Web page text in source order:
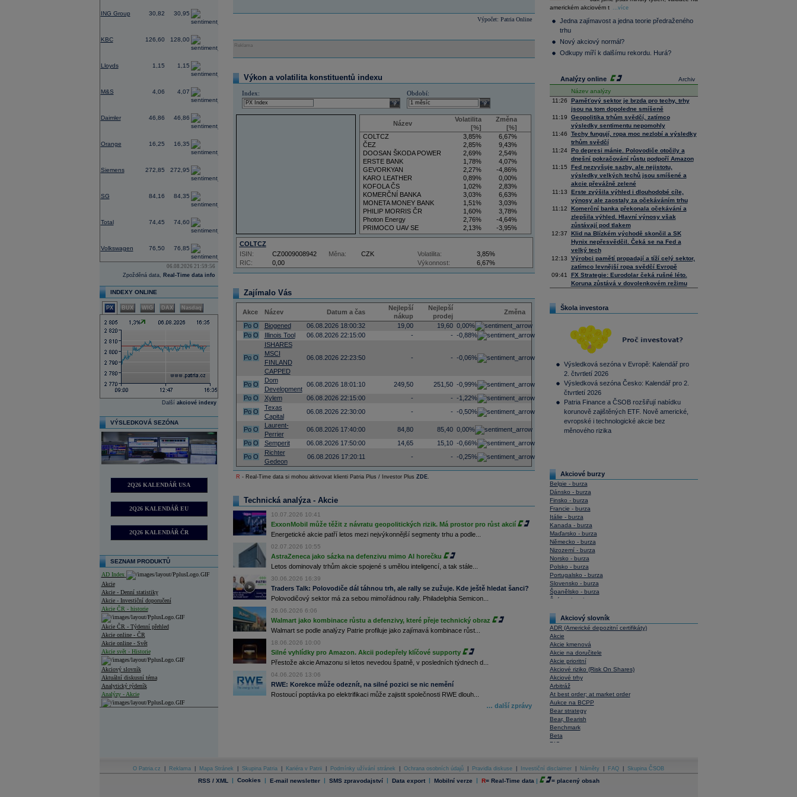
ING Group 30,82 30,95
KBC 126,60 128,00
Lloyds 1,15 1,15
-2,05
M&S 4,06 4,07
-0,73
Daimler 46,86 46,86
Orange 16,25 16,35
Siemens 272,85 272,95
SG 84,16 84,35
Total 74,45 74,60
Volkswagen 76,50 76,85
06.08.2026 21:59:56
Zpožděná data, Real-Time data info
INDEXY ONLINE
PX BUX WIG DAX Nasdaq
Další akciové indexy
VÝSLEDKOVÁ SEZÓNA
2Q26 KALENDÁŘ USA
2Q26 KALENDÁŘ EU
2Q26 KALENDÁŘ ČR
SEZNAM PRODUKTŮ
AD Index
Akcie
Akcie - Denní statistiky
Akcie - Investiční doporučení
Akcie ČR - historie
Akcie ČR - Týdenní přehled
Akcie online - ČR
Akcie online - Svět
Akcie svět - Historie
Akciový slovník
Aktuální diskusní téma
Analytický týdeník
Analýzy - Akcie
Ankety a diskuze
Archiv - Analýzy online
Výpočet: Patria Online
Reklama
Výkon a volatilita konstituentů indexu
Index:
select
Období:
select
Název
Volatilita
[%]
Změna
[%]
COLTCZ
3,85%
6,67%
ČEZ
2,85%
9,43%
DOOSAN ŠKODA POWER
2,69%
2,54%
ERSTE BANK
1,78%
4,07%
GEVORKYAN
2,27%
-4,86%
KARO LEATHER
0,89%
0,00%
KOFOLA ČS
1,02%
2,83%
KOMERČNÍ BANKA
3,03%
6,63%
MONETA MONEY BANK
1,51%
3,03%
PHILIP MORRIS ČR
1,60%
3,78%
Photon Energy
2,76%
-4,64%
PRIMOCO UAV SE
2,13%
-3,95%
VIG
3,50%
5,88%
COLTCZ
RIC: 0,00
ISIN: CZ0009008942 Měna: CZK Volatilita:
3,85%
Výkonnost:
6,67%
Zajímalo Vás
Akce Název Datum a čas
Nejlepší
nákup
Nejlepší
prodej
Změna
Po O Biogened 06.08.2026 18:00:32 19,00 19,60 0,00%
Po O Illinois Tool 06.08.2026 22:15:00 - - -0,88%
Po O
ISHARES
MSCI
FINLAND
CAPPED
06.08.2026 22:23:50 - - -0,06%
Po O
Dom
Development
06.08.2026 18:01:10 249,50 251,50 -0,99%
Po O Xylem 06.08.2026 22:15:00 - - -1,22%
Po O
Texas
Capital
06.08.2026 22:30:00 - - -0,50%
Po O
Laurent-
Perrier
06.08.2026 17:40:00 84,80 85,40 0,00%
Po O Semperit 06.08.2026 17:50:00 14,65 15,10 -0,66%
Po O
Richter
Gedeon
06.08.2026 17:20:11 - - -0,25%
R - Real-Time data si mohou aktivovat klienti Patria Plus / Investor Plus ZDE.
Technická analýza - Akcie
10.07.2026 10:41
ExxonMobil může těžit z návratu geopolitických rizik. Má prostor pro růst akcií
Energetické akcie patří letos mezi nejvýkonnější segmenty trhu a podle...
02.07.2026 10:55
AstraZeneca jako sázka na defenzivu mimo AI horečku
Letos dominovaly trhům akcie spojené s umělou inteligencí, a tak stále...
30.06.2026 16:39
Traders Talk: Polovodiče dál táhnou trh, ale rally se zužuje. Kde ještě hledat šanci?
Polovodičový sektor má za sebou mimořádnou rally. Philadelphia Semicon...
26.06.2026 6:06
Walmart jako kombinace růstu a defenzivy, které přeje technický obraz
Walmart se podle analýzy Patrie profiluje jako zajímavá kombinace růst...
18.06.2026 10:00
Silné vyhlídky pro Amazon. Akcii podepřely klíčové supporty
Přestože akcie Amazonu si letos nevedou špatně, v posledních týdnech d...
04.06.2026 13:06
RWE: Korekce může odeznít, na silné pozici se nic nemění
Rostoucí poptávka po elektrifikaci může zajistit společnosti RWE dlouh...
… další zprávy
Composite
Index
36 128,57 -0,05
Performance
index
4 000,99
americkém akciovém t
...více
Jedna zajímavost a jedna teorie předraženého
trhu
Nový akciový normál?
Odkupy míří k dalšímu rekordu. Hurá?
Archiv
Analýzy online
Název analýzy
11:26
Paměťový sektor je brzda pro techy, trhy
jsou na tom dopoledne smíšeně
11:19
Geopolitika trhům svědčí, zatímco
výsledky sentimentu nepomohly
11:46
Techy fungují, ropa moc nezlobí a výsledky
trhům svědčí
11:24
Po depresi mánie. Polovodiče otočily a
dnešní pokračování růstu podpoří Amazon
11:15
Fed nezvyšuje sazby, ale nejistotu,
výsledky velkých techů jsou smíšené a
akcie převážně zelené
11:13
Erste zvýšila výhled i dlouhodobé cíle,
výnosy ale zaostaly za očekáváním trhu
11:12
Komerční banka překonala očekávání a
zlepšila výhled. Hlavní výnosy však
zůstávají pod tlakem
12:37
Klid na Blízkém východě skončil a SK
Hynix nepřesvědčil. Čeká se na Fed a
velký tech
12:13
Výrobci pamětí propadají a tíží celý sektor,
zatímco levnější ropa svědčí Evropě
09:41
FX Strategie: Eurodolar čeká rušné léto.
Koruna zůstává v dovolenkovém režimu
Škola investora
Výsledková sezóna v Evropě: Kalendář pro
2. čtvrtletí 2026
Výsledková sezóna Česko: Kalendář pro 2.
čtvrtletí 2026
Patria Finance a ČSOB rozšiřují nabídku
korunově zajištěných ETF. Nově americké,
evropské i technologické akcie bez
měnového rizika
Akciové burzy
Belgie - burza
Dánsko - burza
Finsko - burza
Francie - burza
Itálie - burza
Kanada - burza
Maďarsko - burza
Německo - burza
Nizozemí - burza
Norsko - burza
Polsko - burza
Portugalsko - burza
Slovensko - burza
Španělsko - burza
Švýcarsko - burza
Akciový slovník
ADR (Americké depozitní certifikáty)
Akcie
Akcie kmenová
Akcie na doručitele
Akcie prioritní
Akciové riziko (Risk On Shares)
Akciové trhy
Arbitráž
At best order; at market order
Aukce na BCPP
Bear strategy
Bear, Bearish
Benchmark
Beta
BIC
Bonita
Book To Bill Ratio
Book Value
O Patria.cz Reklama Mapa Stránek Skupina Patria Kariéra v Patrii Podmínky užívání stránek Ochrana osobních údajů Pravidla diskuse Investiční disclaimer Náměty FAQ Skupina ČSOB
RSS / XML | Cookies | E-mail newsletter | SMS zpravodajství | Data export | Mobilní verze | R= Real-Time data | = placený obsah